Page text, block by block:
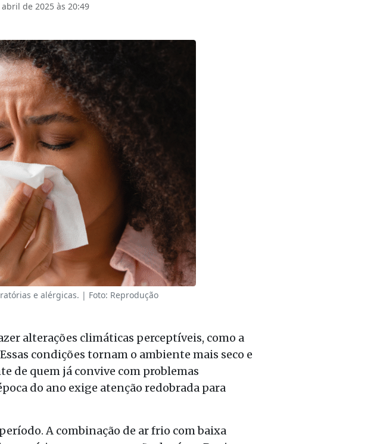
de 2025 às 20:49
e alérgicas. | Foto: Reprodução
alterações climáticas perceptíveis, como a
condições tornam o ambiente mais seco e
de quem já convive com problemas
do ano exige atenção redobrada para
A combinação de ar frio com baixa